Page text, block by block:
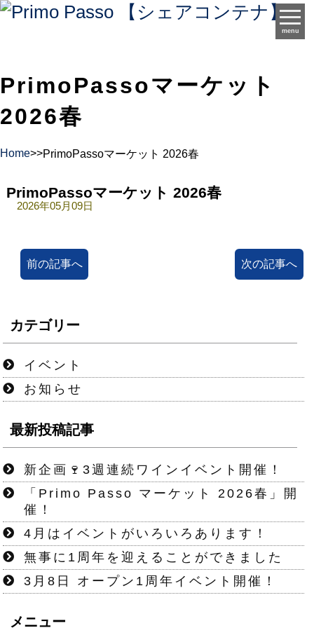
menu
PrimoPassoマーケット
2026春
Home>>PrimoPassoマーケット 2026春
PrimoPassoマーケット 2026春
2026年05月09日
前の記事へ 次の記事へ
カテゴリー
イベント
お知らせ
最新投稿記事
新企画🍷3週連続ワインイベント開催！
「Primo Passo マーケット 2026春」開
催！
4月はイベントがいろいろあります！
無事に1周年を迎えることができました
3月8日 オープン1周年イベント開催！
メニュー